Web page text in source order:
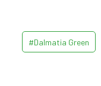
#Dalmatia Green